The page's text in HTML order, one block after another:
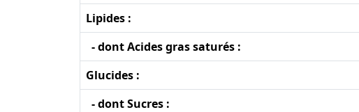
Lipides :
- dont Acides gras saturés :
Glucides :
- dont Sucres :